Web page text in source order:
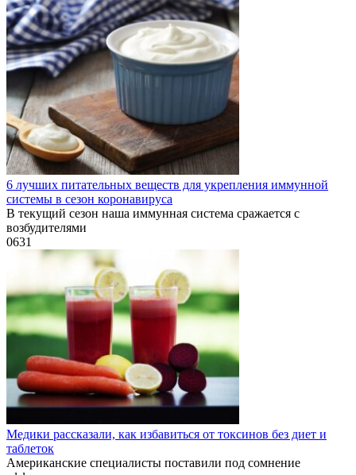
6 лучших питательных веществ для укрепления иммунной
системы в сезон коронавируса
В текущий сезон наша иммунная система сражается с
возбудителями
0631
Медики рассказали, как избавиться от токсинов без диет и
таблеток
Американские специалисты поставили под сомнение